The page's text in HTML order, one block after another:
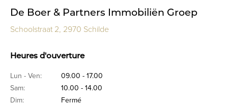
De Boer & Partners Immobiliën Groep
Schoolstraat 2, 2970 Schilde
Heures d'ouverture
Lun - Ven:
09.00 - 17.00
Sam:
10.00 - 14.00
Dim:
Fermé